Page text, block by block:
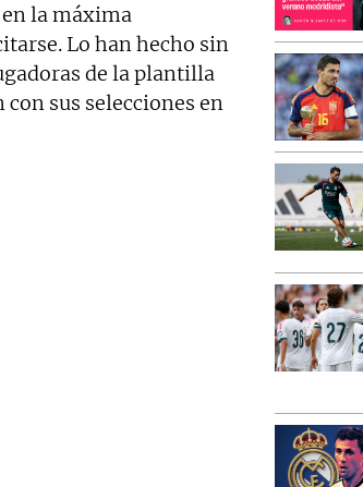
la máxima
Lo han hecho sin
de la plantilla
sus selecciones en